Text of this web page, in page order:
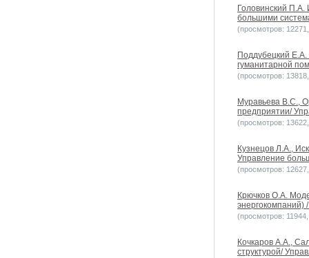
Головинский П.А.
большими
(просмотров:
Поддубецкий
гуманитарной
(просмотров:
Муравьева В.С.,
предприятии/
(просмотров:
Кузнецов Л.А.,
Управление
(просмотров:
Крючков О.А.
(просмотров:
Кочкаров А.А.,
структурой/